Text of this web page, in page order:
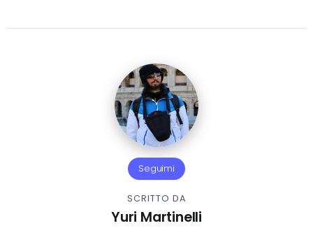
Seguimi
SCRITTO DA
Yuri Martinelli